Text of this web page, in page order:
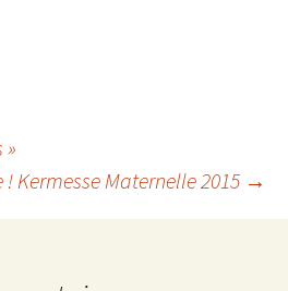
»
! Kermesse Maternelle 2015 →